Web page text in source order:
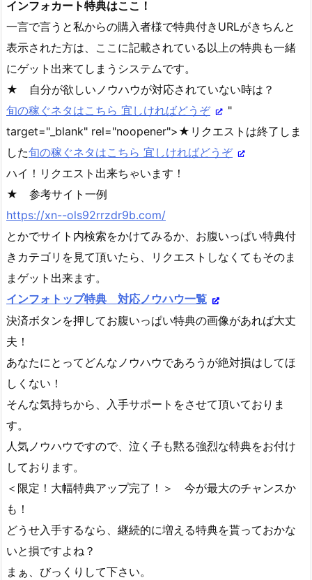
インフォカート特典はここ！
一言で言うと私からの購入者様で特典付きURLがきちんと
表示された方は、ここに記載されている以上の特典も一緒
にゲット出来てしまうシステムです。
★ 自分が欲しいノウハウが対応されていない時は？
旬の稼ぐネタはこちら 宜しければどうぞ
"
target="_blank" rel="noopener">★リクエストは終了しま
した旬の稼ぐネタはこちら 宜しければどうぞ
ハイ！リクエスト出来ちゃいます！
★ 参考サイト一例
https://xn--ols92rrzdr9b.com/
とかでサイト内検索をかけてみるか、お腹いっぱい特典付
きカテゴリを見て頂いたら、リクエストしなくてもそのま
まゲット出来ます。
インフォトップ特典 対応ノウハウ一覧
決済ボタンを押してお腹いっぱい特典の画像があれば大丈
夫！
あなたにとってどんなノウハウであろうが絶対損はしてほ
しくない！
そんな気持ちから、入手サポートをさせて頂いておりま
す。
人気ノウハウですので、泣く子も黙る強烈な特典をお付け
しております。
＜限定！大幅特典アップ完了！＞ 今が最大のチャンスか
も！
どうせ入手するなら、継続的に増える特典を貰っておかな
いと損ですよね？
まぁ、びっくりして下さい。